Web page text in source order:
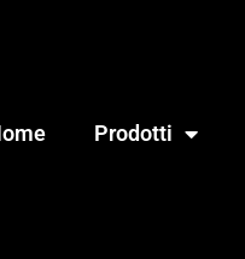
Prodotti